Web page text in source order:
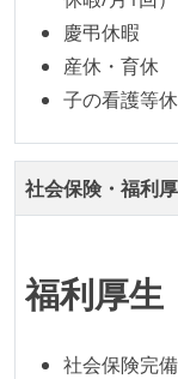
全体のスケ
ながら、納
で行う
成技術は、基
ていない
本番にデプロ
何らかのコ
慶弔休暇
産休・育休
子の看護等
社会保険・福利
福利厚生
社会保険完